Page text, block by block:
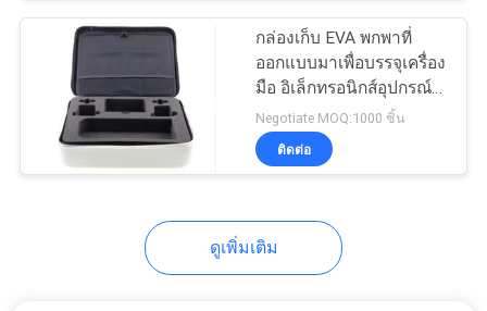
กระเป๋าเป้กันน้ำ
Eva อิเล็กทรอนิกส์
กล่องเก็บ EVA พกพาที่
ออกแบบมาเพื่อบรรจุเครื่อง
มือ อิเล็กทรอนิกส์อุปกรณ์
และอุปกรณ์เสริมที่มีเปลือก
ป้องกันที่แข็งแรง
Negotiate MOQ:1000 ชิ้น
ติดต่อ
ดูเพิ่มเติม